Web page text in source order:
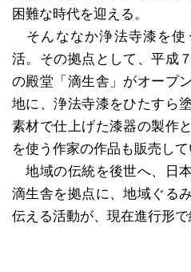
困難な時代を迎える。
そんななか浄法寺漆を使
活。その拠点として、平成
の殿堂「滴生舎」がオープ
地に、浄法寺漆をひたすら
素材で仕上げた漆器の製作
を使う作家の作品も販売して
地域の伝統を後世へ、日
滴生舎を拠点に、地域ぐる
伝える活動が、現在進行形で